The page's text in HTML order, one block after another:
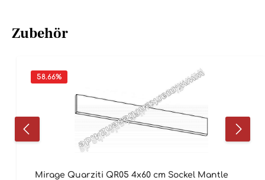
Zubehör
58.66%
Mirage Quarziti QR05 4x60 cm Sockel Mantle